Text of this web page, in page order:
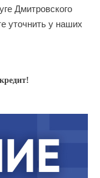
Дмитровского
уточнить у наших